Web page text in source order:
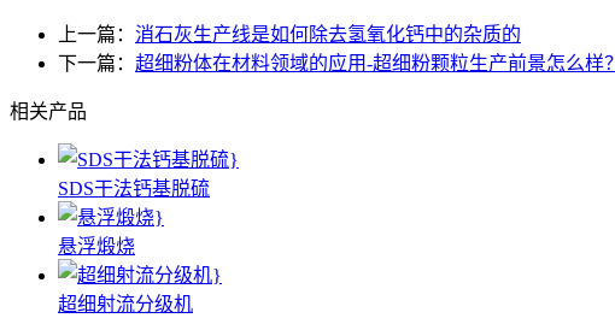
上一篇： 消石灰生产线是如何除去氢氧化钙中的杂质的
下一篇： 超细粉体在材料领域的应用-超细粉颗粒生产前景怎么样？
相关产品
SDS干法钙基脱硫
悬浮煅烧
超细射流分级机